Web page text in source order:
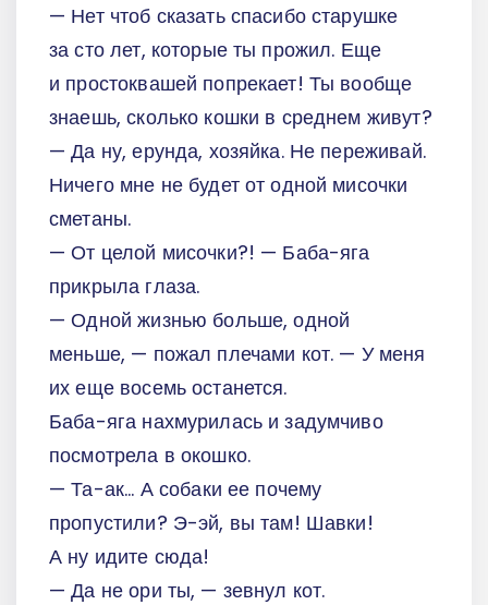
— Нет чтоб сказать спасибо старушке
за сто лет, которые ты прожил. Еще
и простоквашей попрекает! Ты вообще
знаешь, сколько кошки в среднем живут?
— Да ну, ерунда, хозяйка. Не переживай.
Ничего мне не будет от одной мисочки
сметаны.
— От целой мисочки?! — Баба-яга
прикрыла глаза.
— Одной жизнью больше, одной
меньше, — пожал плечами кот. — У меня
их еще восемь останется.
Баба-яга нахмурилась и задумчиво
посмотрела в окошко.
— Та-ак... А собаки ее почему
пропустили? Э-эй, вы там! Шавки!
А ну идите сюда!
— Да не ори ты, — зевнул кот.